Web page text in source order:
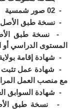
طبق الأصل من
طبق الأصل مصادق
الدراسي أو التكوين.
إقامة بولاية
عمل تثبت الخبرة
العمل المراد شغله
السوابق العدلية (صحيفة رقم
طبق الأصل مصادق